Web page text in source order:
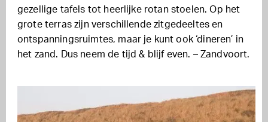
gezellige tafels tot heerlijke rotan stoelen. Op het
grote terras zijn verschillende zitgedeeltes en
ontspanningsruimtes, maar je kunt ook ‘dineren’ in
het zand. Dus neem de tijd & blijf even. – Zandvoort.